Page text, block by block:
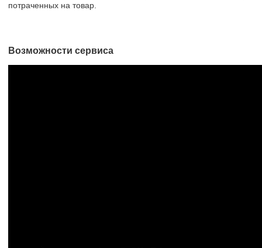
потраченных на товар.
Возможности сервиса